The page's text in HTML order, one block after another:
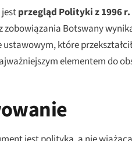
przegląd Polityki z 1996 r.
zobowiązania Botswany
które
elementem do